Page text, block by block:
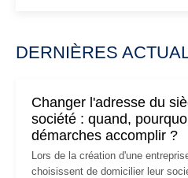
DERNIÈRES
Changer l'adresse du
société : quand,
démarches accomplir ?
Lors de la création d'une
choisissent de domicilier leur